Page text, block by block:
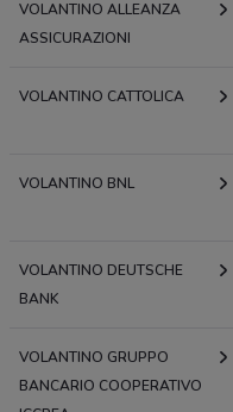
VOLANTINO ALLEANZA
ASSICURAZIONI
VOLANTINO CATTOLICA
VOLANTINO BNL
VOLANTINO DEUTSCHE
BANK
VOLANTINO GRUPPO
BANCARIO COOPERATIVO